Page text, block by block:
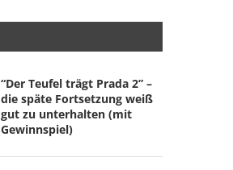
“Der Teufel trägt Prada 2” –
die späte Fortsetzung weiß
gut zu unterhalten (mit
Gewinnspiel)